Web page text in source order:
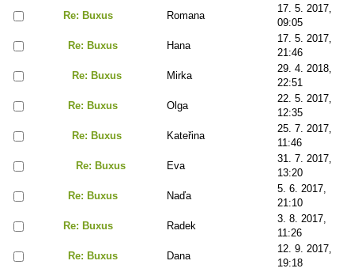
Re: Buxus
Romana
17. 5. 2017,
09:05
Re: Buxus
Hana
17. 5. 2017,
21:46
Re: Buxus
Mirka
29. 4. 2018,
22:51
Re: Buxus
Olga
22. 5. 2017,
12:35
Re: Buxus
Kateřina
25. 7. 2017,
11:46
Re: Buxus
Eva
31. 7. 2017,
13:20
Re: Buxus
Naďa
5. 6. 2017,
21:10
Re: Buxus
Radek
3. 8. 2017,
11:26
Re: Buxus
Dana
12. 9. 2017,
19:18